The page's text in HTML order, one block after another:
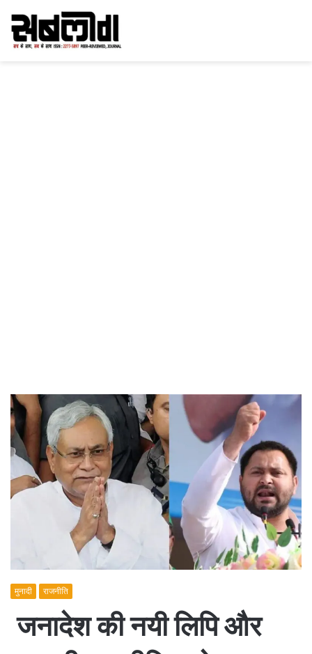
मुनादी राजनीति
जनादेश की नयी लिपि और